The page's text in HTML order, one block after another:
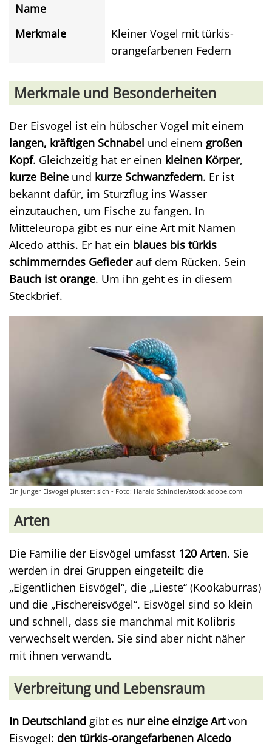
Name
Merkmale
Kleiner Vogel mit türkis-
orangefarbenen Federn
Merkmale und Besonderheiten
Der Eisvogel ist ein hübscher Vogel mit einem
langen, kräftigen Schnabel und einem großen
Kopf. Gleichzeitig hat er einen kleinen Körper,
kurze Beine und kurze Schwanzfedern. Er ist
bekannt dafür, im Sturzflug ins Wasser
einzutauchen, um Fische zu fangen. In
Mitteleuropa gibt es nur eine Art mit Namen
Alcedo atthis. Er hat ein blaues bis türkis
schimmerndes Gefiederauf dem Rücken. Sein
Bauch ist orange. Um ihn geht es in diesem
Steckbrief.
Ein junger Eisvogel plustert sich - Foto: Harald Schindler/stock.adobe.com
Arten
Die Familie der Eisvögel umfasst 120 Arten. Sie
werden in drei Gruppen eingeteilt: die
„Eigentlichen Eisvögel“, die „Lieste“ (Kookaburras)
und die „Fischereisvögel“. Eisvögel sind so klein
und schnell, dass sie manchmal mit Kolibris
verwechselt werden. Sie sind aber nicht näher
mit ihnen verwandt.
Verbreitung und Lebensraum
In Deutschland gibt es nur eine einzige Artvon
Eisvogel: den türkis-orangefarbenen Alcedo